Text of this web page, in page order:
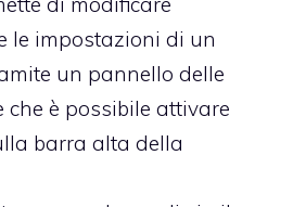
le impostazioni di un
un pannello delle
che è possibile attivare
barra alta della